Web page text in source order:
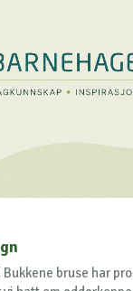
Bukkene bruse har